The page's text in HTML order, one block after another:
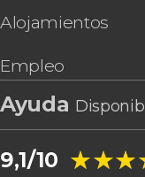
Alojamientos
Empleo
Ayuda
9,1/10